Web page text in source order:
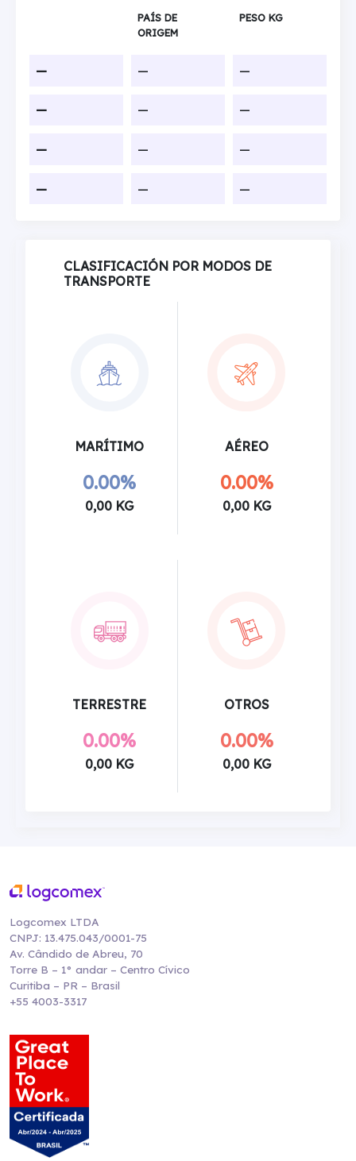
PAÍS DE
ORIGEM
PESO KG
— — —
— — —
— — —
— — —
CLASIFICACIÓN POR MODOS DE
TRANSPORTE
MARÍTIMO
0.00%
0,00 KG
AÉREO
0.00%
0,00 KG
TERRESTRE
0.00%
0,00 KG
OTROS
0.00%
0,00 KG
Logcomex LTDA
CNPJ: 13.475.043/0001-75
Av. Cândido de Abreu, 70
Torre B – 1° andar – Centro Cívico
Curitiba – PR – Brasil
+55 4003-3317